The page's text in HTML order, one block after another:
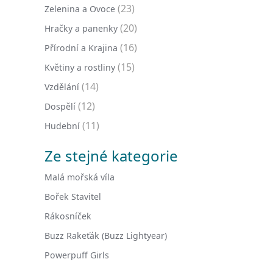
Zelenina a Ovoce (23)
Hračky a panenky (20)
Přírodní a Krajina (16)
Květiny a rostliny (15)
Vzdělání (14)
Dospělí (12)
Hudební (11)
Ze stejné kategorie
Malá mořská víla
Bořek Stavitel
Rákosníček
Buzz Rakeťák (Buzz Lightyear)
Powerpuff Girls